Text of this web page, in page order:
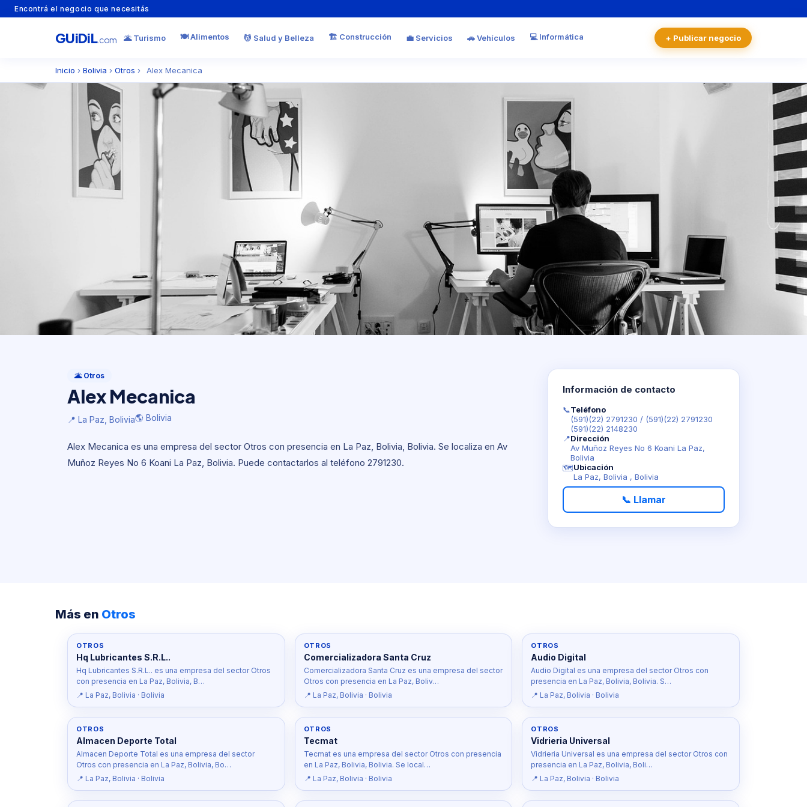
Encontrá el negocio que necesitás
GUiDiL.com 🌋 Turismo 🍽️ Alimentos 💆 Salud y Belleza 🏗️ Construcción 💼 Servicios 🚗 Vehículos 💻 Informática + Publicar negocio
Inicio › Bolivia › Otros › Alex Mecanica
Alex Mecanica
🌎 Bolivia
🌋 Otros
Alex Mecanica
📍 La Paz, Bolivia🌎 Bolivia
Alex Mecanica es una empresa del sector Otros con presencia en La Paz, Bolivia, Bolivia. Se localiza en Av
Muñoz Reyes No 6 Koani La Paz, Bolivia. Puede contactarlos al teléfono 2791230.
Información de contacto
📞Teléfono
(591)(22) 2791230 / (591)(22) 2791230
(591)(22) 2148230
📍Dirección
Av Muñoz Reyes No 6 Koani La Paz,
Bolivia
🗺️Ubicación
La Paz, Bolivia , Bolivia
📞 Llamar
Más en Otros
OTROS
Hq Lubricantes S.R.L..
Hq Lubricantes S.R.L.. es una empresa del sector Otros
con presencia en La Paz, Bolivia, B…
📍 La Paz, Bolivia · Bolivia
OTROS
Comercializadora Santa Cruz
Comercializadora Santa Cruz es una empresa del sector
Otros con presencia en La Paz, Boliv…
📍 La Paz, Bolivia · Bolivia
OTROS
Audio Digital
Audio Digital es una empresa del sector Otros con
presencia en La Paz, Bolivia, Bolivia. S…
📍 La Paz, Bolivia · Bolivia
OTROS
Almacen Deporte Total
Almacen Deporte Total es una empresa del sector
Otros con presencia en La Paz, Bolivia, Bo…
📍 La Paz, Bolivia · Bolivia
OTROS
Tecmat
Tecmat es una empresa del sector Otros con presencia
en La Paz, Bolivia, Bolivia. Se local…
📍 La Paz, Bolivia · Bolivia
OTROS
Vidrieria Universal
Vidrieria Universal es una empresa del sector Otros con
presencia en La Paz, Bolivia, Boli…
📍 La Paz, Bolivia · Bolivia